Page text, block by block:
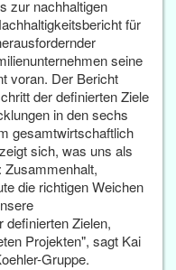
zur nachhaltigen
für
seine
voran. Der Bericht
der definierten Ziele
in den sechs
gesamtwirtschaftlich
sich, was uns als
Zusammenhalt,
die richtigen Weichen
definierten Zielen,
Projekten", sagt Kai
Gruppe.